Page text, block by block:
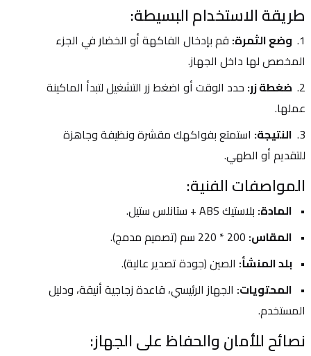
طريقة الاستخدام البسيطة:
وضع الثمرة:
المخصص لها داخل الجهاز.
ضغطة زر:
عملها.
النتيجة:
للتقديم أو الطهي.
المواصفات الفنية:
المادة: بلاستيك ABS + ستانلس ستيل.
المقاس:
بلد المنشأ: الصين (جودة تصدير عالية).
المحتويات:
المستخدم.
نصائح للأمان والحفاظ على الجهاز: